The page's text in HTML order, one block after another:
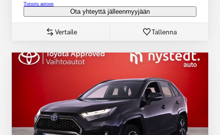
Tutustu autoon
Ota yhteyttä jälleenmyyjään
Vertaile Tallenna